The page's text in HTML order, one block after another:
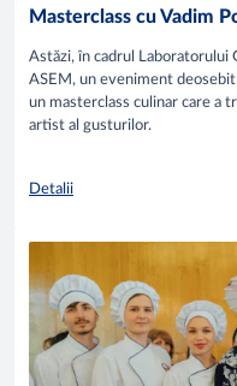
Masterclass cu Vadim
Astăzi, în cadrul Laboratorului
ASEM, un eveniment
un masterclass culinar care a
artist al gusturilor.
Detalii